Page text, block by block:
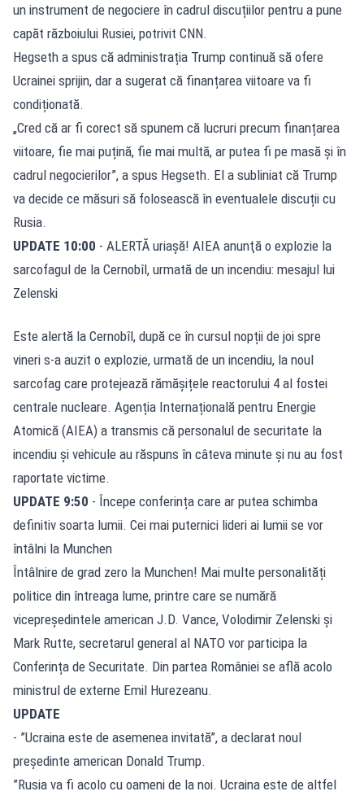
un instrument de negociere în cadrul discuțiilor pentru a pune
capăt războiului Rusiei, potrivit CNN.
Hegseth a spus că administrația Trump continuă să ofere
Ucrainei sprijin, dar a sugerat că finanțarea viitoare va fi
condiționată.
„Cred că ar fi corect să spunem că lucruri precum finanțarea
viitoare, fie mai puțină, fie mai multă, ar putea fi pe masă și în
cadrul negocierilor”, a spus Hegseth. El a subliniat că Trump
va decide ce măsuri să folosească în eventualele discuții cu
Rusia.
UPDATE 10:00 - ALERTĂ uriașă! AIEA anunţă o explozie la
sarcofagul de la Cernobîl, urmată de un incendiu: mesajul lui
Zelenski
Este alertă la Cernobîl, după ce în cursul nopții de joi spre
vineri s-a auzit o explozie, urmată de un incendiu, la noul
sarcofag care protejează rămășițele reactorului 4 al fostei
centrale nucleare. Agenția Internațională pentru Energie
Atomică (AIEA) a transmis că personalul de securitate la
incendiu și vehicule au răspuns în câteva minute și nu au fost
raportate victime.
UPDATE 9:50 - Începe conferința care ar putea schimba
definitiv soarta lumii. Cei mai puternici lideri ai lumii se vor
întâlni la Munchen
Întâlnire de grad zero la Munchen! Mai multe personalități
politice din întreaga lume, printre care se numără
vicepreședintele american J.D. Vance, Volodimir Zelenski și
Mark Rutte, secretarul general al NATO vor participa la
Conferința de Securitate. Din partea României se află acolo
ministrul de externe Emil Hurezeanu.
UPDATE
- ”Ucraina este de asemenea invitată”, a declarat noul
preşedinte american Donald Trump.
”Rusia va fi acolo cu oameni de la noi. Ucraina este de altfel